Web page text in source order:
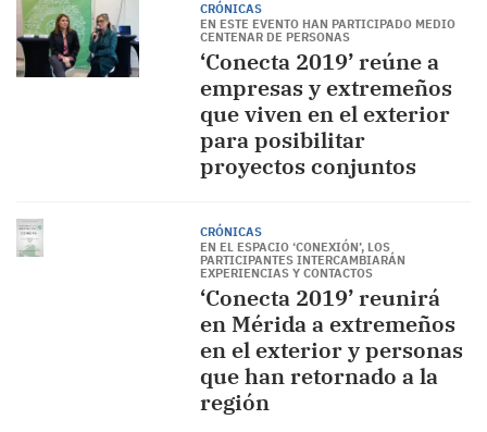
CRÓNICAS
EN ESTE EVENTO HAN PARTICIPADO MEDIO
CENTENAR DE PERSONAS
‘Conecta 2019’ reúne a
empresas y extremeños
que viven en el exterior
para posibilitar
proyectos conjuntos
CRÓNICAS
EN EL ESPACIO ‘CONEXIÓN’, LOS
PARTICIPANTES INTERCAMBIARÁN
EXPERIENCIAS Y CONTACTOS
‘Conecta 2019’ reunirá
en Mérida a extremeños
en el exterior y personas
que han retornado a la
región